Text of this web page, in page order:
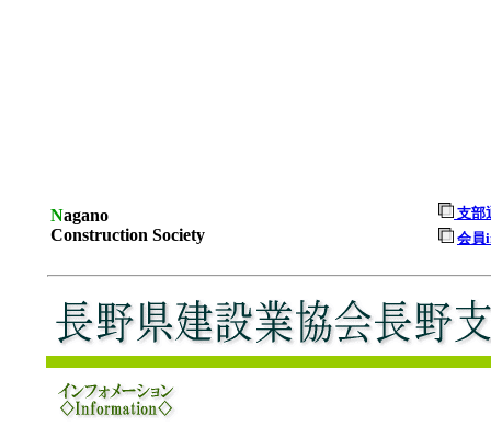
Nagano
Construction Society
支部
会員